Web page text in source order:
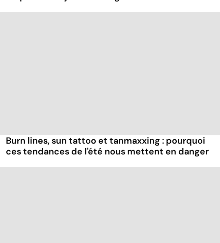
Burn lines, sun tattoo et tanmaxxing : pourquoi
ces tendances de l'été nous mettent en danger